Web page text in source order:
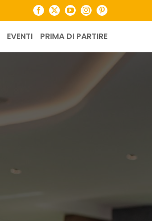
Facebook
X YouTubeInstagramPinterest
EVENTI PRIMA DI PARTIRE